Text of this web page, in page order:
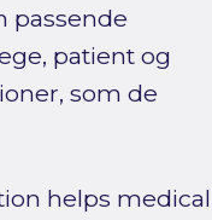
passende
patient og
som de
helps medical